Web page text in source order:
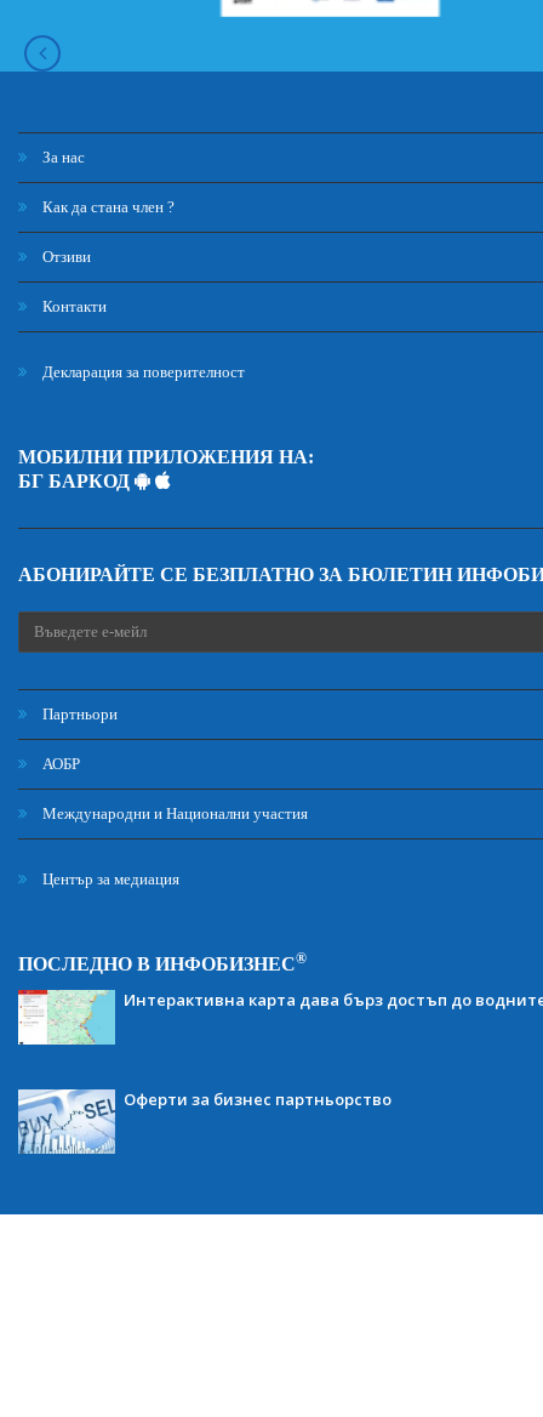
За нас
Как да стана член ?
Отзиви
Контакти
Декларация за поверителност
МОБИЛНИ ПРИЛОЖЕНИЯ НА:
БГ БАРКОД
АБОНИРАЙТЕ СЕ БЕЗПЛАТНО ЗА БЮЛЕТИН
Партньори
АОБР
Международни и Национални участия
Център за медиация
ПОСЛЕДНО В ИНФОБИЗНЕС®
Интерактивна карта дава бърз достъп до
Оферти за бизнес партньорство